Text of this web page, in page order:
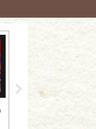
HUNTER×HUNTER